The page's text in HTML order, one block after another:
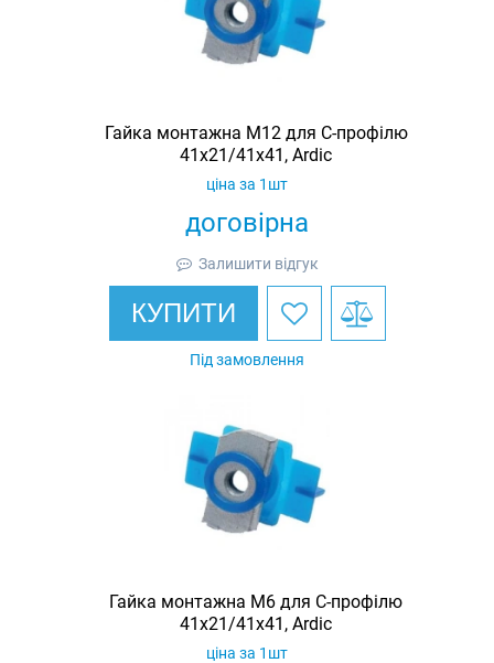
Гайка монтажна M12 для C-профілю
41х21/41х41, Ardic
договірна
ціна за 1шт
Залишити відгук
КУПИТИ
Під замовлення
Гайка монтажна M6 для C-профілю
41х21/41х41, Ardic
ціна за 1шт